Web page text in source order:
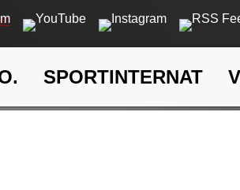
SPORTINTERNAT